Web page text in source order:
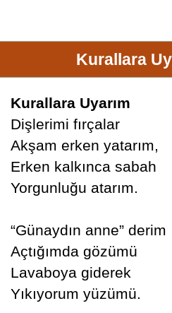
Kurallara
Kurallara Uyarım
Dişlerimi fırçalar
Akşam erken yatarım,
Erken kalkınca sabah
Yorgunluğu atarım.
“Günaydın anne” derim
Açtığımda gözümü
Lavaboya giderek
Yıkıyorum yüzümü.